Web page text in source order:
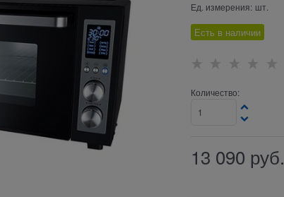
Ед. измерения: шт.
Есть в наличии
Количество:
13 090 руб.